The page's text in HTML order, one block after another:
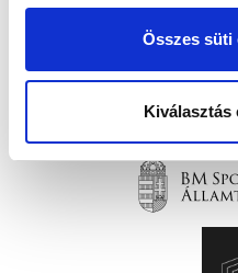
Összes süti
Kiválasztás